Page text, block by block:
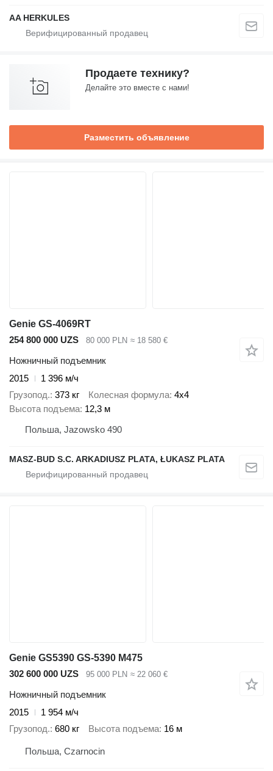
AA HERKULES
Продаете технику?
Делайте это вместе с нами!
Разместить объявление
Genie GS-4069RT
254 800 000 UZS
80 000 PLN ≈ 18 580 €
Ножничный подъемник
2015
1 396 м/ч
Грузопод. 373 кг Колесная формула 4x4
Высота подъема 12,3 м
Польша, Jazowsko 490
MASZ-BUD S.C. ARKADIUSZ PLATA, ŁUKASZ PLATA
Genie GS5390 GS-5390 M475
302 600 000 UZS
95 000 PLN ≈ 22 060 €
Ножничный подъемник
2015
1 954 м/ч
Грузопод. 680 кг Высота подъема 16 м
Польша, Czarnocin